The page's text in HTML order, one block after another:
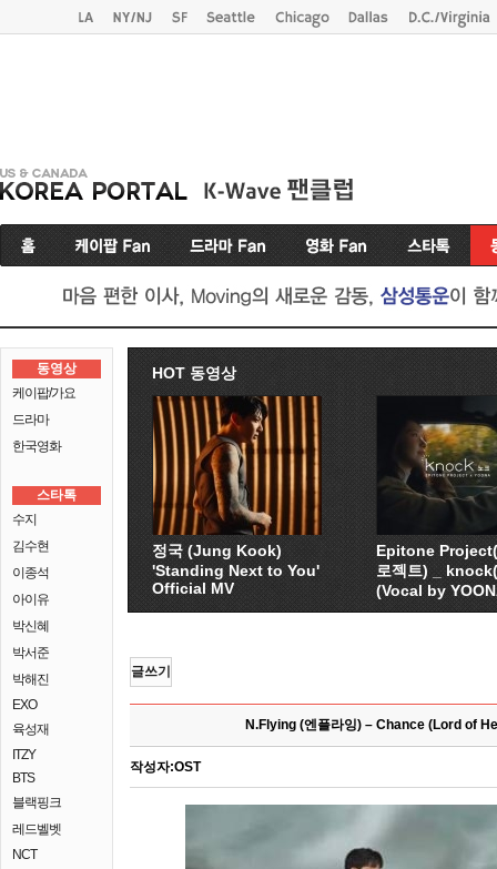
동영상
케이팝/가요
드라마
한국영화
스타톡
수지
김수현
이종석
아이유
박신혜
박서준
박해진
EXO
육성재
ITZY
BTS
블랙핑크
레드벨벳
NCT
HOT 동영상
정국 (Jung Kook)
'Standing Next to You'
Official MV
Epitone
로젝트) _
(Vocal by
글쓰기
N.Flying (엔플라잉) – Chance (Lord of
작성자:OST